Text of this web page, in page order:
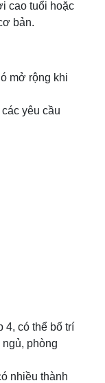
cao tuổi hoặc
bản.
mở rộng khi
yêu cầu
4, có thể bố trí
phòng
nhiều thành